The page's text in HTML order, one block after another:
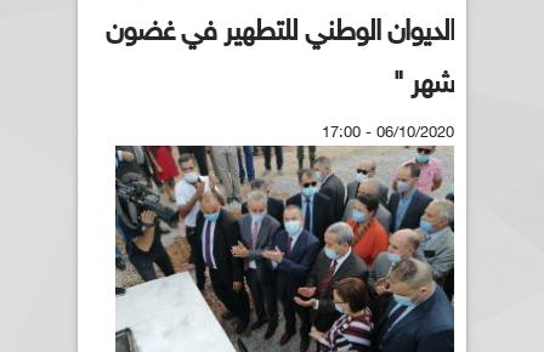
الديوان الوطني للتطهير في غضون
شهر "
06/10/2020 - 17:00